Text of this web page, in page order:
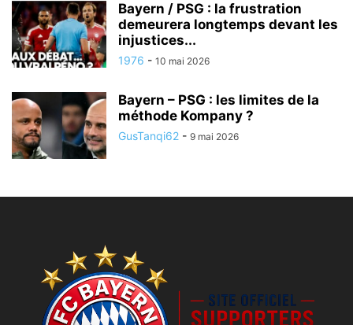
Bayern / PSG : la frustration
demeurera longtemps devant les
injustices...
1976 - 10 mai 2026
Bayern – PSG : les limites de la
méthode Kompany ?
GusTanqi62 - 9 mai 2026